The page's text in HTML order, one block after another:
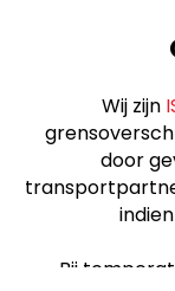
Wij zijn
door
Bij